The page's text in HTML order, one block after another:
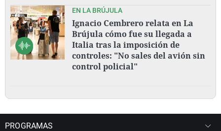
EN LA BRÚJULA
Ignacio Cembrero relata en La
Brújula cómo fue su llegada a
Italia tras la imposición de
controles: "No sales del avión sin
control policial"
PROGRAMAS